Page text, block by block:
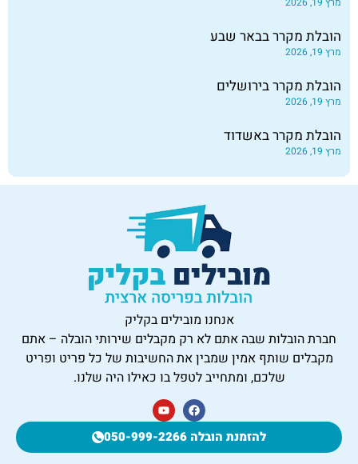
הובלת מקרר בבאר שבע
מרץ 19, 2026
הובלת מקרר בירושלים
מרץ 19, 2026
הובלת מקרר באשדוד
מרץ 19, 2026
אנחנו מובילים בקליק
חברת הובלות שבה אתם לא רק מקבלים שירותי הובלה – אתם
מקבלים שותף אמין שמבין את החשיבות של כל פריט ופריט
שלכם, ומתחייב לטפל בו כאילו היה שלנו.
להזמנת הובלה 050-999-2266